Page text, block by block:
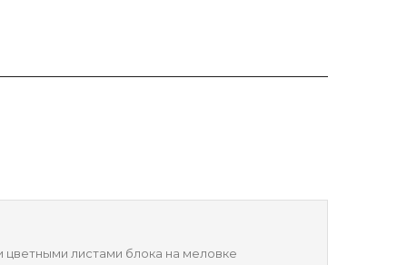
цветными листами блока на меловке